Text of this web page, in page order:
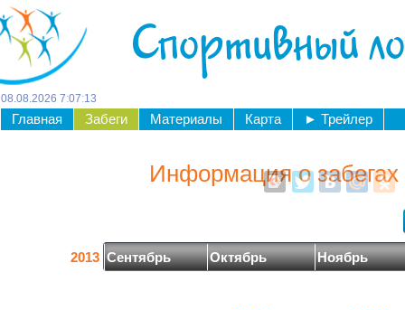
Спортивный
08 08 2026 7:07:13
Главная Забеги Материалы Карта ► Трейлер
Информация о
2013 Сентябрь Октябрь Ноябрь